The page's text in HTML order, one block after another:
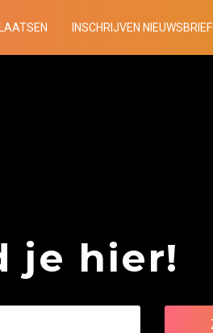
INSCHRIJVEN NIEUWSBRIEF
je hier!